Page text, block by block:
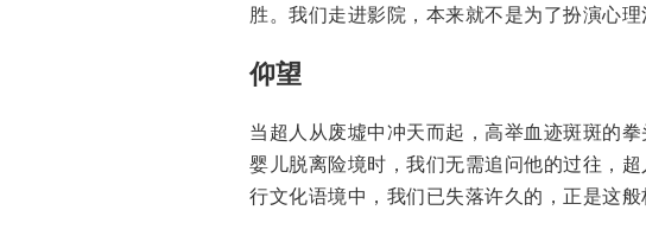
胜。我们走进影院，本来就不是为了扮演心
仰望
当超人从废墟中冲天而起，高举血迹斑斑的
婴儿脱离险境时，我们无需追问他的过往，
行文化语境中，我们已失落许久的，正是这般